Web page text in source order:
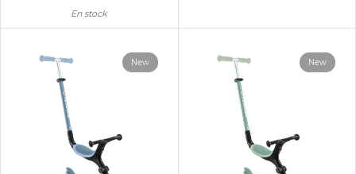
En stock
New New